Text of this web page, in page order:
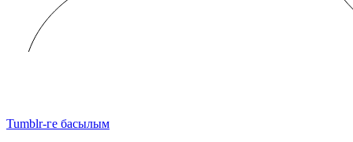
Tumblr-ге басылым